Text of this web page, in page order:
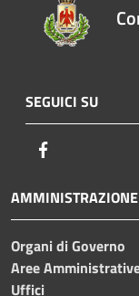
SEGUICI SU
AMMINISTRAZIONE
Organi di Governo
Aree
Uffici